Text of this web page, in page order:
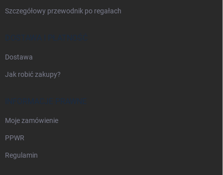
Szczegółowy przewodnik po regałach
DOSTAWA I PŁATNOŚĆ
Dostawa
Jak robić zakupy?
INFORMACJE PRAWNE
Moje zamówienie
PPWR
Regulamin